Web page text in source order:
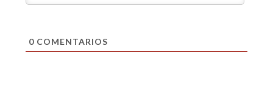
0COMENTARIOS